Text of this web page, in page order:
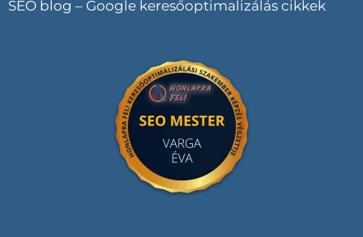
SEO blog – Google keresőoptimalizálás cikkek